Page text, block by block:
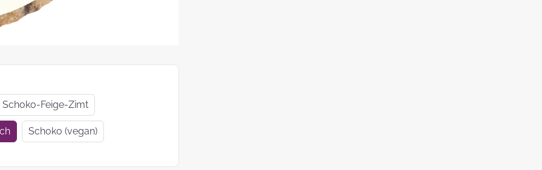
is real: Unsere
Geschenkideen
zur Einschulung
Schoko-Feige-Zimt
Schoko (vegan)